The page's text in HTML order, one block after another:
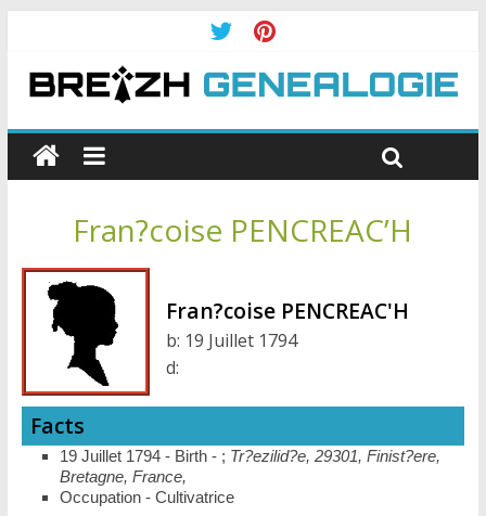
Fran?coise PENCREAC’H
Fran?coise PENCREAC'H
b: 19 Juillet 1794
d:
Facts
19 Juillet 1794 - Birth - ; Tr?ezilid?e, 29301, Finist?ere,
Bretagne, France,
Occupation - Cultivatrice